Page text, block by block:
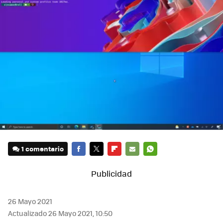
1 comentario
MAIL
26 Mayo 2021
Actualizado 26 Mayo 2021, 10:50